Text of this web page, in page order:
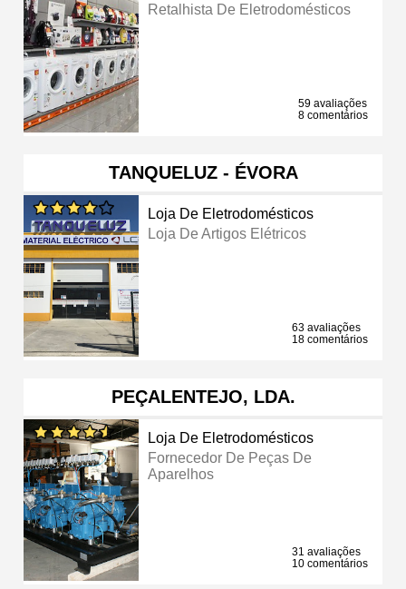
Retalhista De Eletrodomésticos
59 avaliações
8 comentários
TANQUELUZ - ÉVORA
Loja De Eletrodomésticos
Loja De Artigos Elétricos
63 avaliações
18 comentários
PEÇALENTEJO, LDA.
Loja De Eletrodomésticos
Fornecedor De Peças De
Aparelhos
31 avaliações
10 comentários